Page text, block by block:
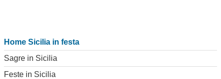
Home Sicilia in festa
Sagre in Sicilia
Feste in Sicilia